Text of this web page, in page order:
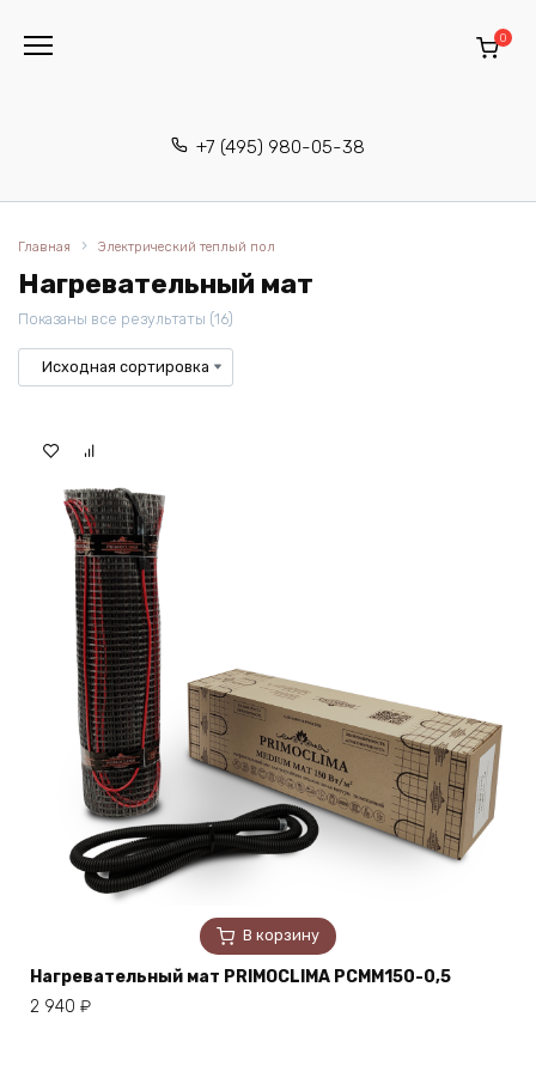
содержанию
+7 (495) 980-05-38
0
Главная Электрический теплый пол
Нагревательный мат
Показаны все результаты (16)
В корзину
Нагревательный мат PRIMOCLIMA PCMM150-0,5
2 940 ₽